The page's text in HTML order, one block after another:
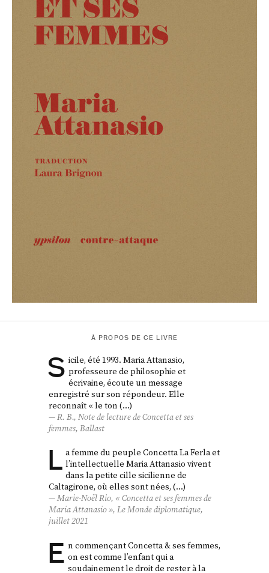
À PROPOS DE CE LIVRE
S icile, été 1993. Maria Attanasio,
professeure de philosophie et
écrivaine, écoute un message
enregistré sur son répondeur. Elle
reconnaît « le ton (…)
R. B., Note de lecture deConcetta et ses
femmes,Ballast
L a femme du peuple Concetta La Ferla et
l’intellectuelle Maria Attanasio vivent
dans la petite cille sicilienne de
Caltagirone, où elles sont nées, (…)
Marie‑Noël Rio, «Concetta et ses femmesde
Maria Attanasio »,Le Monde diplomatique,
juillet 2021
E n commençant Concetta & ses femmes,
on est comme l’enfant qui a
soudainement le droit de rester à la